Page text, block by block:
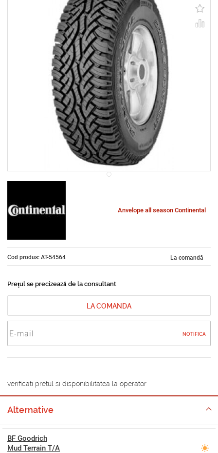
Anvelope all season Continental
Cod produs: AT-54564 La comandă
Prețul se precizează de la consultant
LA COMANDA
NOTIFICA
verificati pretul si disponibilitatea la operator
Alternative
BF Goodrich
Mud Terrain T/A